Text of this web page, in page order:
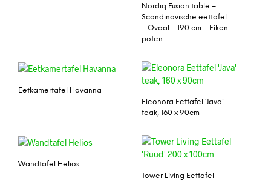
Nordiq Fusion table –
Scandinavische eettafel
– Ovaal – 190 cm – Eiken
poten
Eetkamertafel Havanna
Eleonora Eettafel ‘Java’
teak, 160 x 90cm
Wandtafel Helios
Tower Living Eettafel